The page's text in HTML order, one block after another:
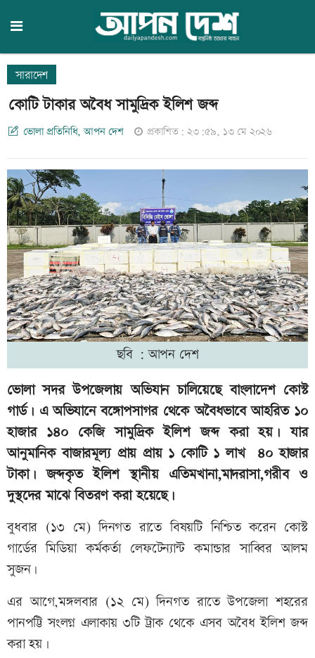
সারাদেশ
কোটি টাকার অবৈধ সামুদ্রিক ইলিশ জব্দ
ভোলা প্রতিনিধি, আপন দেশ প্রকাশিত: ২৩:৫৯, ১৩ মে ২০২৬
ছবি : আপন দেশ
ভোলা সদর উপজেলায় অভিযান চালিয়েছে বাংলাদেশ কোস্ট
গার্ড। এ অভিযানে বঙ্গোপসাগর থেকে অবৈধভাবে আহরিত ১০
হাজার ১৪০ কেজি সামুদ্রিক ইলিশ জব্দ করা হয়। যার
আনুমানিক বাজারমূল্য প্রায় প্রায় ১ কোটি ১ লাখ ৪০ হাজার
টাকা। জব্দকৃত ইলিশ স্থানীয় এতিমখানা,মাদরাসা,গরীব ও
দুস্থদের মাঝে বিতরণ করা হয়েছে।
বুধবার (১৩ মে) দিনগত রাতে বিষয়টি নিশ্চিত করেন কোস্ট
গার্ডের মিডিয়া কর্মকর্তা লেফটেন্যান্ট কমান্ডার সাব্বির আলম
সুজন।
এর আগে,মঙ্গলবার (১২ মে) দিনগত রাতে উপজেলা শহরের
পানপট্টি সংলগ্ন এলাকায় ৩টি ট্রাক থেকে এসব অবৈধ ইলিশ জব্দ
করা হয়।